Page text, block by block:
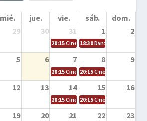
mié. jue. vie. sáb.
dom.
29 30 31 1 2
20:15Cine en la calle – Cómo
18:30Danza – Cita en el
5 6 7 8 9
20:15Cine en la calle – El niño y la
20:15Cine en la calle –
12 13 14 15 16
20:15Cine en la calle – Tortugas
20:15Cine en la calle –
19 20 21 22 23